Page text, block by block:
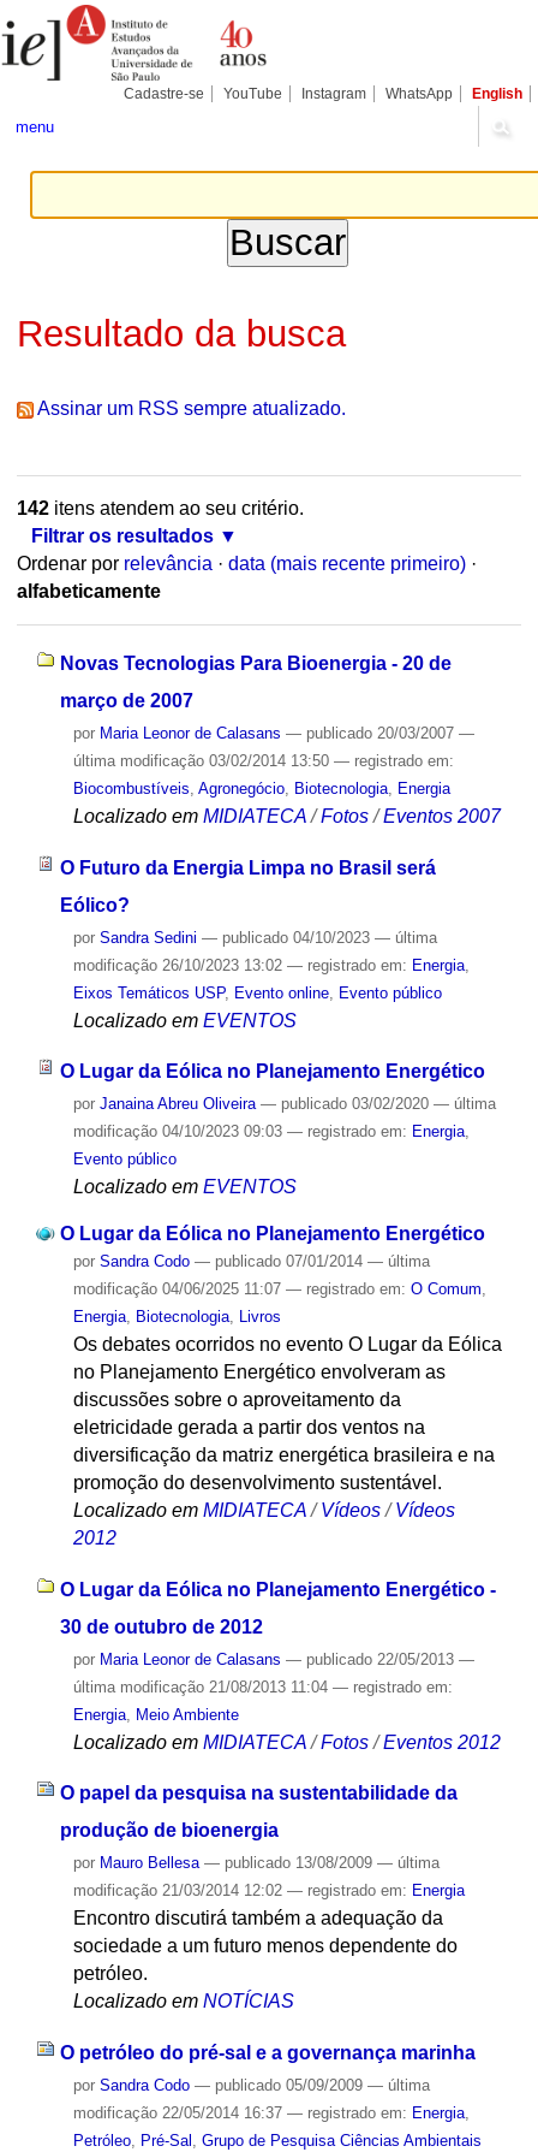
para
conteúdo.
Pessoais
Cadastre-se YouTube Instagram WhatsApp English
menu
Resultado da busca
Assinar um RSS sempre atualizado.
142itens atendem ao seu critério.
Filtrar os resultados
Ordenar por relevância · data (mais recente primeiro) ·
alfabeticamente
Novas Tecnologias Para Bioenergia - 20 de
março de 2007
por Maria Leonor de Calasans — publicado20/03/2007 —
última modificação03/02/2014 13:50 — registrado em:
Biocombustíveis Agronegócio, Biotecnologia, Energia
Localizado em MIDIATECA /Fotos /Eventos 2007
O Futuro da Energia Limpa no Brasil será
Eólico?
por Sandra Sedini — publicado04/10/2023 — última
modificação26/10/2023 13:02 — registrado em: Energia,
Eixos Temáticos USP, Evento online, Evento público
Localizado em EVENTOS
O Lugar da Eólica no Planejamento Energético
por Janaina Abreu Oliveira — publicado03/02/2020 — última
modificação04/10/2023 09:03 — registrado em: Energia,
Evento público
Localizado em EVENTOS
O Lugar da Eólica no Planejamento Energético
por Sandra Codo — publicado07/01/2014 — última
modificação04/06/2025 11:07 — registrado em: O Comum,
Energia, Biotecnologia, Livros
Os debates ocorridos no evento O Lugar da Eólica
no Planejamento Energético envolveram as
discussões sobre o aproveitamento da
eletricidade gerada a partir dos ventos na
diversificação da matriz energética brasileira e na
promoção do desenvolvimento sustentável.
Localizado em MIDIATECA /Vídeos /Vídeos
2012
O Lugar da Eólica no Planejamento Energético -
30 de outubro de 2012
por Maria Leonor de Calasans — publicado22/05/2013 —
última modificação21/08/2013 11:04 — registrado em:
Energia, Meio Ambiente
Localizado em MIDIATECA /Fotos /Eventos 2012
O papel da pesquisa na sustentabilidade da
produção de bioenergia
por Mauro Bellesa — publicado13/08/2009 — última
modificação21/03/2014 12:02 — registrado em: Energia
Encontro discutirá também a adequação da
sociedade a um futuro menos dependente do
petróleo.
Localizado em NOTÍCIAS
O petróleo do pré-sal e a governança marinha
por Sandra Codo — publicado05/09/2009 — última
modificação22/05/2014 16:37 — registrado em: Energia,
Petróleo, Pré-Sal , Grupo de Pesquisa Ciências Ambientais